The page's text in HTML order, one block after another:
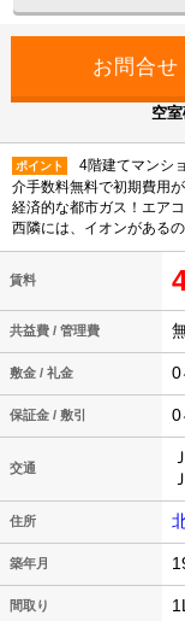
空
ポイント
4階建てマンシ
介手数料無料で初期費用
経済的な都市ガス！エア
西隣には、イオンがある
賃料
共益費 / 管理費
敷金 / 礼金 0
保証金 / 敷引 0
交通
住所
築年月
間取り